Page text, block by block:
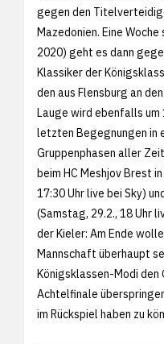
gegen den
Mazedonien. Eine
2020) geht es dann
Klassiker der
den aus Flensburg an
Lauge wird ebenfalls um
letzten Begegnungen in
Gruppenphasen aller
beim HC Meshjov Brest
17:30 Uhr live bei Sky)
(Samstag, 29.2., 18 Uhr
der Kieler: Am Ende
Mannschaft überhaupt
Königsklassen-Modi den
Achtelfinale
im Rückspiel haben zu